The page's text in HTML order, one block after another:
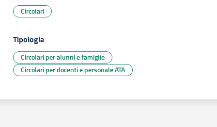
Circolari
Tipologia
Circolari per alunni e famiglie
Circolari per docenti e personale ATA